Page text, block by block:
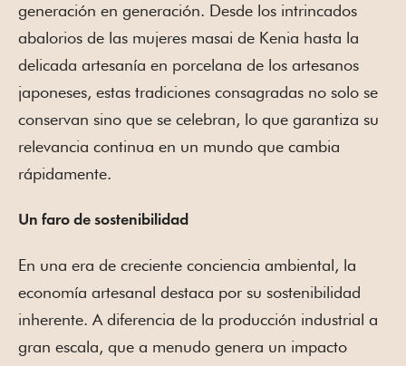
generación en generación. Desde los intrincados
abalorios de las mujeres masai de Kenia hasta la
delicada artesanía en porcelana de los artesanos
japoneses, estas tradiciones consagradas no solo se
conservan sino que se celebran, lo que garantiza su
relevancia continua en un mundo que cambia
rápidamente.
Un faro de sostenibilidad
En una era de creciente conciencia ambiental, la
economía artesanal destaca por su sostenibilidad
inherente. A diferencia de la producción industrial a
gran escala, que a menudo genera un impacto